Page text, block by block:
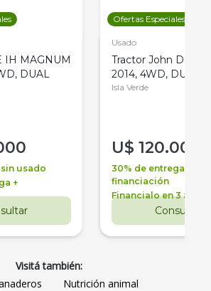
IH MAGNUM
DUAL
usado
+
Ofertas Especiales
Usado
Tractor John Deere
2014, 4WD, DUAL
Isla Verde
U$ 120.000
30% de entrega +
financiación
Financialo en 3 años
Consultar
Visitá también:
Nutrición animal